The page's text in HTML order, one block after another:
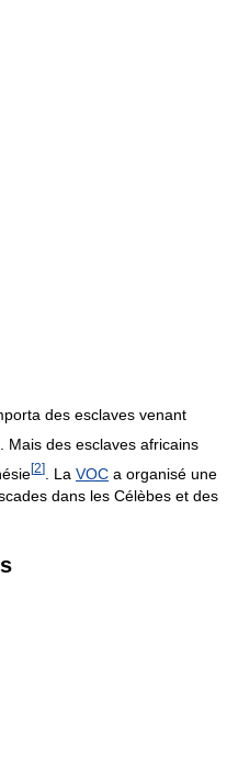
des esclaves venant
. Mais des esclaves africains
[2] . La VOC a organisé une
dans les Célèbes et des